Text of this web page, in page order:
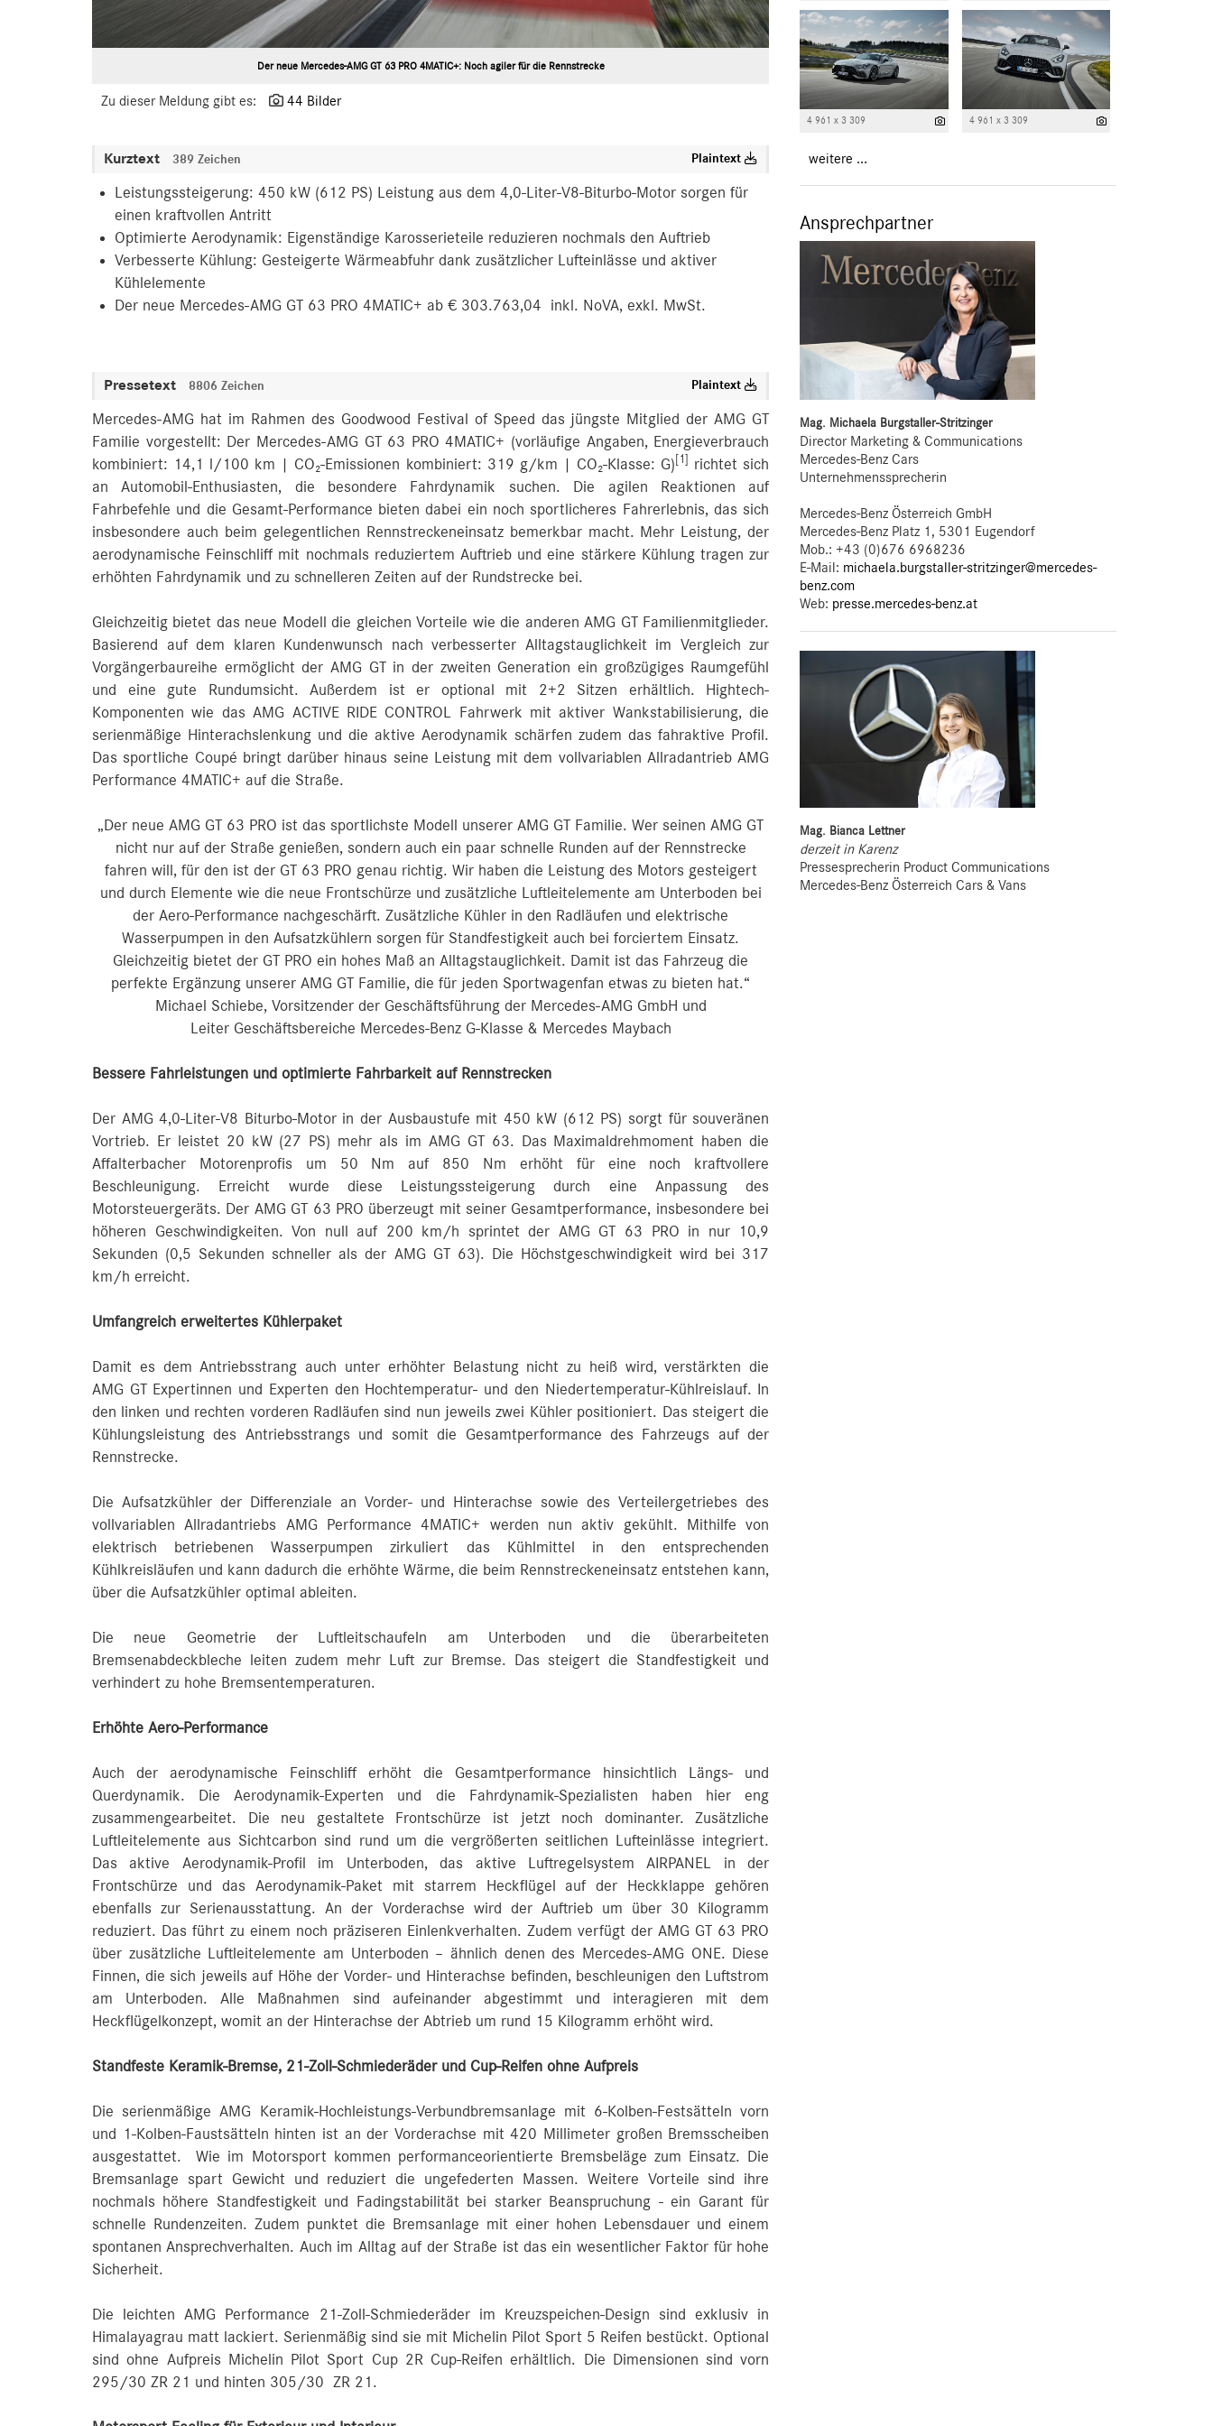
Der neue Mercedes-AMG GT 63 PRO 4MATIC+: Noch agiler für die Rennstrecke
Zu dieser Meldung gibt es: 44 Bilder
Kurztext 389 Zeichen Plaintext
Leistungssteigerung: 450 kW (612 PS) Leistung aus dem 4,0-Liter-V8-Biturbo-Motor sorgen für
einen kraftvollen Antritt
Optimierte Aerodynamik: Eigenständige Karosserieteile reduzieren nochmals den Auftrieb
Verbesserte Kühlung: Gesteigerte Wärmeabfuhr dank zusätzlicher Lufteinlässe und aktiver
Kühlelemente
Der neue Mercedes-AMG GT 63 PRO 4MATIC+ ab € 303.763,04 inkl. NoVA, exkl. MwSt.
Pressetext 8806 Zeichen Plaintext
Mercedes-AMG hat im Rahmen des Goodwood Festival of Speed das jüngste Mitglied der AMG GT
Familie vorgestellt: Der Mercedes-AMG GT 63 PRO 4MATIC+ (vorläufige Angaben, Energieverbrauch
kombiniert: 14,1 l/100 km | CO₂-Emissionen kombiniert: 319 g/km | CO₂-Klasse: G) [1]
richtet sich
an Automobil-Enthusiasten, die besondere Fahrdynamik suchen. Die agilen Reaktionen auf
Fahrbefehle und die Gesamt-Performance bieten dabei ein noch sportlicheres Fahrerlebnis, das sich
insbesondere auch beim gelegentlichen Rennstreckeneinsatz bemerkbar macht. Mehr Leistung, der
aerodynamische Feinschliff mit nochmals reduziertem Auftrieb und eine stärkere Kühlung tragen zur
erhöhten Fahrdynamik und zu schnelleren Zeiten auf der Rundstrecke bei.
Gleichzeitig bietet das neue Modell die gleichen Vorteile wie die anderen AMG GT Familienmitglieder.
Basierend auf dem klaren Kundenwunsch nach verbesserter Alltagstauglichkeit im Vergleich zur
Vorgängerbaureihe ermöglicht der AMG GT in der zweiten Generation ein großzügiges Raumgefühl
und eine gute Rundumsicht. Außerdem ist er optional mit 2+2 Sitzen erhältlich. Hightech-
Komponenten wie das AMG ACTIVE RIDE CONTROL Fahrwerk mit aktiver Wankstabilisierung, die
serienmäßige Hinterachslenkung und die aktive Aerodynamik schärfen zudem das fahraktive Profil.
Das sportliche Coupé bringt darüber hinaus seine Leistung mit dem vollvariablen Allradantrieb AMG
Performance 4MATIC+ auf die Straße.
„Der neue AMG GT 63 PRO ist das sportlichste Modell unserer AMG GT Familie. Wer seinen AMG GT
nicht nur auf der Straße genießen, sondern auch ein paar schnelle Runden auf der Rennstrecke
fahren will, für den ist der GT 63 PRO genau richtig. Wir haben die Leistung des Motors gesteigert
und durch Elemente wie die neue Frontschürze und zusätzliche Luftleitelemente am Unterboden bei
der Aero-Performance nachgeschärft. Zusätzliche Kühler in den Radläufen und elektrische
Wasserpumpen in den Aufsatzkühlern sorgen für Standfestigkeit auch bei forciertem Einsatz.
Gleichzeitig bietet der GT PRO ein hohes Maß an Alltagstauglichkeit. Damit ist das Fahrzeug die
perfekte Ergänzung unserer AMG GT Familie, die für jeden Sportwagenfan etwas zu bieten hat.“
Michael Schiebe, Vorsitzender der Geschäftsführung der Mercedes-AMG GmbH und
Leiter Geschäftsbereiche Mercedes-Benz G-Klasse & Mercedes Maybach
Bessere Fahrleistungen und optimierte Fahrbarkeit auf Rennstrecken
Der AMG 4,0-Liter-V8 Biturbo-Motor in der Ausbaustufe mit 450 kW (612 PS) sorgt für souveränen
Vortrieb. Er leistet 20 kW (27 PS) mehr als im AMG GT 63. Das Maximaldrehmoment haben die
Affalterbacher Motorenprofis um 50 Nm auf 850 Nm erhöht für eine noch kraftvollere
Beschleunigung. Erreicht wurde diese Leistungssteigerung durch eine Anpassung des
Motorsteuergeräts. Der AMG GT 63 PRO überzeugt mit seiner Gesamtperformance, insbesondere bei
höheren Geschwindigkeiten. Von null auf 200 km/h sprintet der AMG GT 63 PRO in nur 10,9
Sekunden (0,5 Sekunden schneller als der AMG GT 63). Die Höchstgeschwindigkeit wird bei 317
km/h erreicht.
Umfangreich erweitertes Kühlerpaket
Damit es dem Antriebsstrang auch unter erhöhter Belastung nicht zu heiß wird, verstärkten die
AMG GT Expertinnen und Experten den Hochtemperatur- und den Niedertemperatur-Kühlreislauf. In
den linken und rechten vorderen Radläufen sind nun jeweils zwei Kühler positioniert. Das steigert die
Kühlungsleistung des Antriebsstrangs und somit die Gesamtperformance des Fahrzeugs auf der
Rennstrecke.
Die Aufsatzkühler der Differenziale an Vorder- und Hinterachse sowie des Verteilergetriebes des
vollvariablen Allradantriebs AMG Performance 4MATIC+ werden nun aktiv gekühlt. Mithilfe von
elektrisch betriebenen Wasserpumpen zirkuliert das Kühlmittel in den entsprechenden
Kühlkreisläufen und kann dadurch die erhöhte Wärme, die beim Rennstreckeneinsatz entstehen kann,
über die Aufsatzkühler optimal ableiten.
Die neue Geometrie der Luftleitschaufeln am Unterboden und die überarbeiteten
Bremsenabdeckbleche leiten zudem mehr Luft zur Bremse. Das steigert die Standfestigkeit und
verhindert zu hohe Bremsentemperaturen.
Erhöhte Aero-Performance
Auch der aerodynamische Feinschliff erhöht die Gesamtperformance hinsichtlich Längs- und
Querdynamik. Die Aerodynamik-Experten und die Fahrdynamik-Spezialisten haben hier eng
zusammengearbeitet. Die neu gestaltete Frontschürze ist jetzt noch dominanter. Zusätzliche
Luftleitelemente aus Sichtcarbon sind rund um die vergrößerten seitlichen Lufteinlässe integriert.
Das aktive Aerodynamik-Profil im Unterboden, das aktive Luftregelsystem AIRPANEL in der
Frontschürze und das Aerodynamik-Paket mit starrem Heckflügel auf der Heckklappe gehören
ebenfalls zur Serienausstattung. An der Vorderachse wird der Auftrieb um über 30 Kilogramm
reduziert. Das führt zu einem noch präziseren Einlenkverhalten. Zudem verfügt der AMG GT 63 PRO
über zusätzliche Luftleitelemente am Unterboden – ähnlich denen des Mercedes‑AMG ONE. Diese
Finnen, die sich jeweils auf Höhe der Vorder- und Hinterachse befinden, beschleunigen den Luftstrom
am Unterboden. Alle Maßnahmen sind aufeinander abgestimmt und interagieren mit dem
Heckflügelkonzept, womit an der Hinterachse der Abtrieb um rund 15 Kilogramm erhöht wird.
Standfeste Keramik-Bremse, 21-Zoll-Schmiederäder und Cup-Reifen ohne Aufpreis
Die serienmäßige AMG Keramik-Hochleistungs-Verbundbremsanlage mit 6‑Kolben‑Festsätteln vorn
und 1‑Kolben-Faustsätteln hinten ist an der Vorderachse mit 420 Millimeter großen Bremsscheiben
ausgestattet. Wie im Motorsport kommen performanceorientierte Bremsbeläge zum Einsatz. Die
Bremsanlage spart Gewicht und reduziert die ungefederten Massen. Weitere Vorteile sind ihre
nochmals höhere Standfestigkeit und Fadingstabilität bei starker Beanspruchung ‑ ein Garant für
schnelle Rundenzeiten. Zudem punktet die Bremsanlage mit einer hohen Lebensdauer und einem
spontanen Ansprechverhalten. Auch im Alltag auf der Straße ist das ein wesentlicher Faktor für hohe
Sicherheit.
Die leichten AMG Performance 21-Zoll-Schmiederäder im Kreuzspeichen‑Design sind exklusiv in
Himalayagrau matt lackiert. Serienmäßig sind sie mit Michelin Pilot Sport 5 Reifen bestückt. Optional
sind ohne Aufpreis Michelin Pilot Sport Cup 2R Cup-Reifen erhältlich. Die Dimensionen sind vorn
295/30 ZR 21 und hinten 305/30 ZR 21.
4 961 x 3 309 4 961 x 3 309
weitere ...
Ansprechpartner
Mag. Michaela Burgstaller-Stritzinger
Director Marketing & Communications
Mercedes-Benz Cars
Unternehmenssprecherin
Mercedes-Benz Österreich GmbH
Mercedes-Benz Platz 1, 5301 Eugendorf
Mob.:+43 (0)676 6968236
E-Mail: michaela.burgstaller-stritzinger@mercedes-
benz.com
Web: presse.mercedes-benz.at
Mag. Bianca Lettner
derzeit in Karenz
Pressesprecherin Product Communications
Mercedes-Benz Österreich Cars & Vans